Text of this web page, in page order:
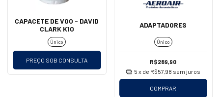
CAPACETE DE VOO - DAVID
CLARK K10
Único
PREÇO SOB CONSULTA
ADAPTADORES
Único
R$289,90
5 x de R$57,98 sem juros
COMPRAR